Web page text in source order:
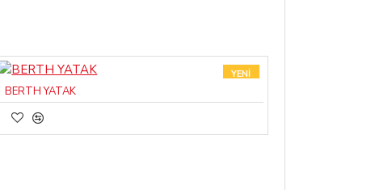
YENI
BERTH YATAK